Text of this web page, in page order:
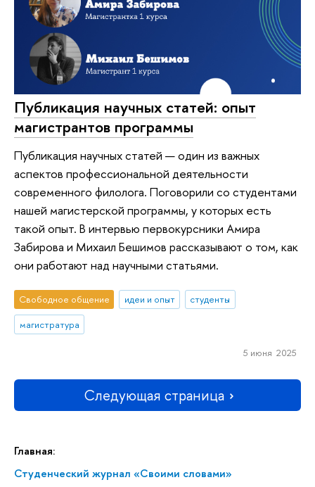
Главная:
Студенческий журнал «Своими словами»
Публикация научных статей: опыт
магистрантов программы
Публикация научных статей — один из важных
аспектов профессиональной деятельности
современного филолога. Поговорили со студентами
нашей магистерской программы, у которых есть
такой опыт. В интервью первокурсники Амира
Забирова и Михаил Бешимов рассказывают о том, как
они работают над научными статьями.
Свободное общение идеи и опыт
студенты
магистратура
5 июня 2025
Следующая страница